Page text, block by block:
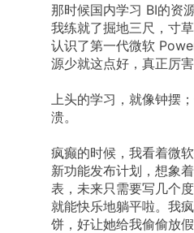
那时候国内学习 BI的资
我练就了掘地三尺，寸
认识了第一代微软
源少就这点好，真正厉
上头的学习，就像钟摆
溃。
疯癫的时候，我看着微
新功能发布计划，想象
表，未来只需要写几个
就能快乐地躺平啦。我
饼，好让她给我偷偷放